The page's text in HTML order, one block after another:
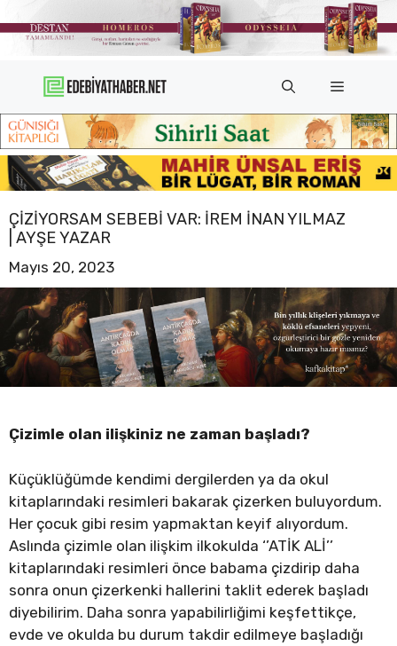
atla
Menü
ÇIZIYORSAM SEBEBI VAR: İREM İNAN YILMAZ
| AYŞE YAZAR
Mayıs 20, 2023
Çizimle olan ilişkiniz ne zaman başladı?
Küçüklüğümde kendimi dergilerden ya da okul
kitaplarındaki resimleri bakarak çizerken buluyordum.
Her çocuk gibi resim yapmaktan keyif alıyordum.
Aslında çizimle olan ilişkim ilkokulda ‘’ATİK ALİ’’
kitaplarındaki resimleri önce babama çizdirip daha
sonra onun çizerkenki hallerini taklit ederek başladı
diyebilirim. Daha sonra yapabilirliğimi keşfettikçe,
evde ve okulda bu durum takdir edilmeye başladığı